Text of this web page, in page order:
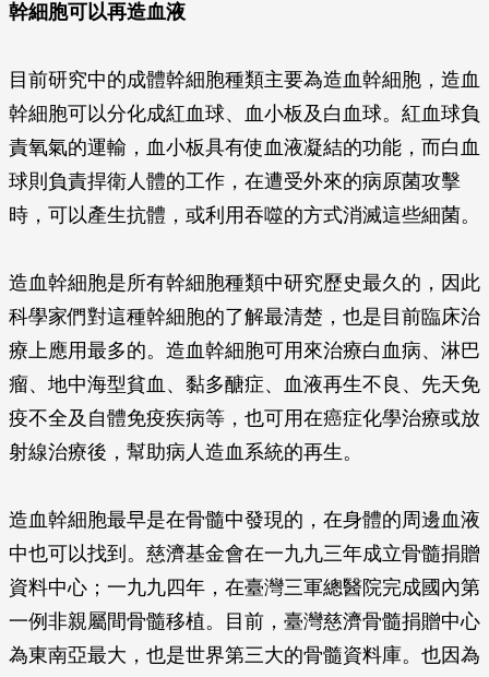
幹細胞可以再造血液
目前研究中的成體幹細胞種類主要為造血幹細胞，造血
幹細胞可以分化成紅血球、血小板及白血球。紅血球負
責氧氣的運輸，血小板具有使血液凝結的功能，而白血
球則負責捍衛人體的工作，在遭受外來的病原菌攻擊
時，可以產生抗體，或利用吞噬的方式消滅這些細菌。
造血幹細胞是所有幹細胞種類中研究歷史最久的，因此
科學家們對這種幹細胞的了解最清楚，也是目前臨床治
療上應用最多的。造血幹細胞可用來治療白血病、淋巴
瘤、地中海型貧血、黏多醣症、血液再生不良、先天免
疫不全及自體免疫疾病等，也可用在癌症化學治療或放
射線治療後，幫助病人造血系統的再生。
造血幹細胞最早是在骨髓中發現的，在身體的周邊血液
中也可以找到。慈濟基金會在一九九三年成立骨髓捐贈
資料中心；一九九四年，在臺灣三軍總醫院完成國內第
一例非親屬間骨髓移植。目前，臺灣慈濟骨髓捐贈中心
為東南亞最大，也是世界第三大的骨髓資料庫。也因為